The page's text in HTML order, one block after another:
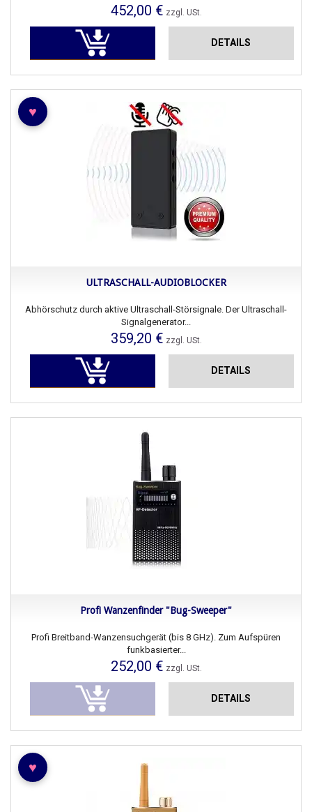
452,00 € zzgl. USt.
DETAILS
♥
ULTRASCHALL-AUDIOBLOCKER
Abhörschutz durch aktive Ultraschall-Störsignale. Der Ultraschall-
Signalgenerator...
359,20 € zzgl. USt.
DETAILS
Profi Wanzenfinder "Bug-Sweeper"
Profi Breitband-Wanzensuchgerät (bis 8 GHz). Zum Aufspüren
funkbasierter...
252,00 € zzgl. USt.
DETAILS
♥